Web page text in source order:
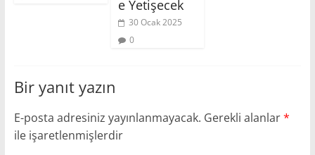
e Yetişecek
30 Ocak 2025
0
Bir yanıt yazın
E-posta adresiniz yayınlanmayacak. Gerekli alanlar*
ile işaretlenmişlerdir